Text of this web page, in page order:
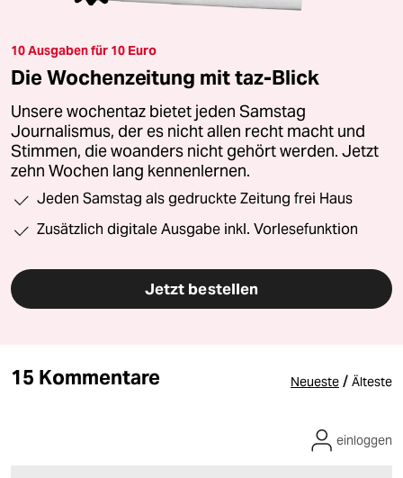
10 Ausgaben für 10 Euro
Die Wochenzeitung mit taz-Blick
Unsere wochentaz bietet jeden Samstag
Journalismus, der es nicht allen recht macht und
Stimmen, die woanders nicht gehört werden. Jetzt
zehn Wochen lang kennenlernen.
Jeden Samstag als gedruckte Zeitung frei Haus
Zusätzlich digitale Ausgabe inkl. Vorlesefunktion
Jetzt bestellen
15 Kommentare Neueste / Älteste
einloggen